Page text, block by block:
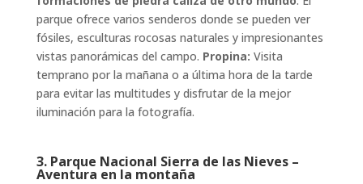
parque ofrece varios senderos donde se pueden ver
fósiles, esculturas rocosas naturales y impresionantes
vistas panorámicas del campo. Propina: Visita
temprano por la mañana o a última hora de la tarde
para evitar las multitudes y disfrutar de la mejor
iluminación para la fotografía.
3.Parque Nacional Sierra de las Nieves –
Aventura en la montaña